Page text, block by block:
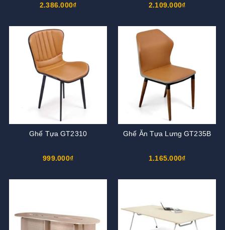
2.386.000₫ 2.109.000₫
Ghế Tựa GT2310
999.000₫
Ghế Ăn Tựa Lưng GT235B
1.165.000₫